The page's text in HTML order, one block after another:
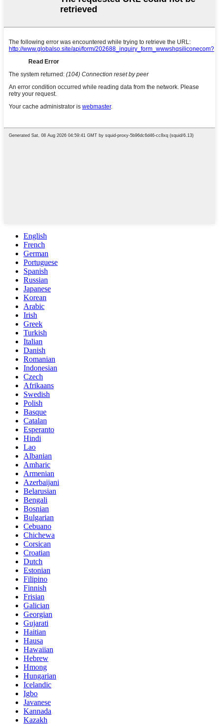
English
French
German
Portuguese
Spanish
Russian
Japanese
Korean
Arabic
Irish
Greek
Turkish
Italian
Danish
Romanian
Indonesian
Czech
Afrikaans
Swedish
Polish
Basque
Catalan
Esperanto
Hindi
Lao
Albanian
Amharic
Armenian
Azerbaijani
Belarusian
Bengali
Bosnian
Bulgarian
Cebuano
Chichewa
Corsican
Croatian
Dutch
Estonian
Filipino
Finnish
Frisian
Galician
Georgian
Gujarati
Haitian
Hausa
Hawaiian
Hebrew
Hmong
Hungarian
Icelandic
Igbo
Javanese
Kannada
Kazakh